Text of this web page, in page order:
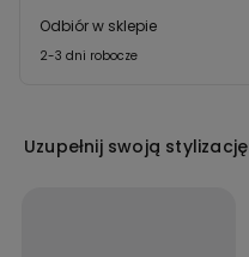
Odbiór w sklepie
2-3 dni robocze
Uzupełnij swoją stylizację